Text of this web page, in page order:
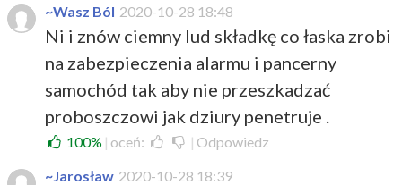
~Wasz Ból 2020-10-28 18:48
Ni i znów ciemny lud składkę co łaska zrobi
na zabezpieczenia alarmu i pancerny
samochód tak aby nie przeszkadzać
proboszczowi jak dziury penetruje .
100% | oceń: | Odpowiedz
~Jarosław 2020-10-28 18:39